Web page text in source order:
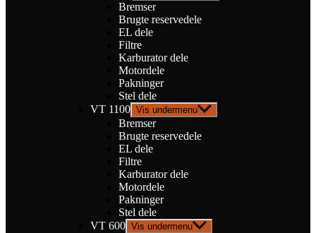
Bremser
Brugte reservedele
EL dele
Filtre
Karburator dele
Motordele
Pakninger
Stel dele
VT 1100 Vis undermenu
Bremser
Brugte reservedele
EL dele
Filtre
Karburator dele
Motordele
Pakninger
Stel dele
VT 600 Vis undermenu